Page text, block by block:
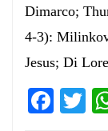
Dimarco;
4-3):
Jesus; Di